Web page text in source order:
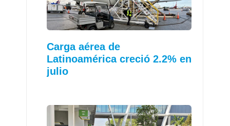
Carga aérea de
Latinoamérica creció 2.2% en
julio